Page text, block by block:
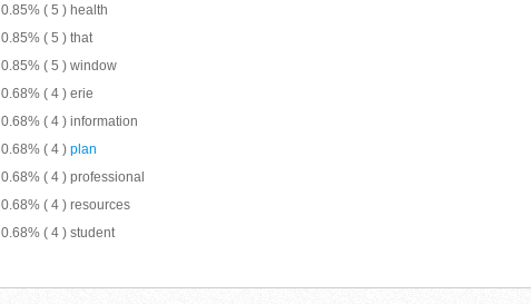
0.85% ( 5 ) health
0.85% ( 5 ) that
0.85% ( 5 ) window
0.68% ( 4 ) erie
0.68% ( 4 ) information
0.68% ( 4 )plan
0.68% ( 4 ) professional
0.68% ( 4 ) resources
0.68% ( 4 ) student